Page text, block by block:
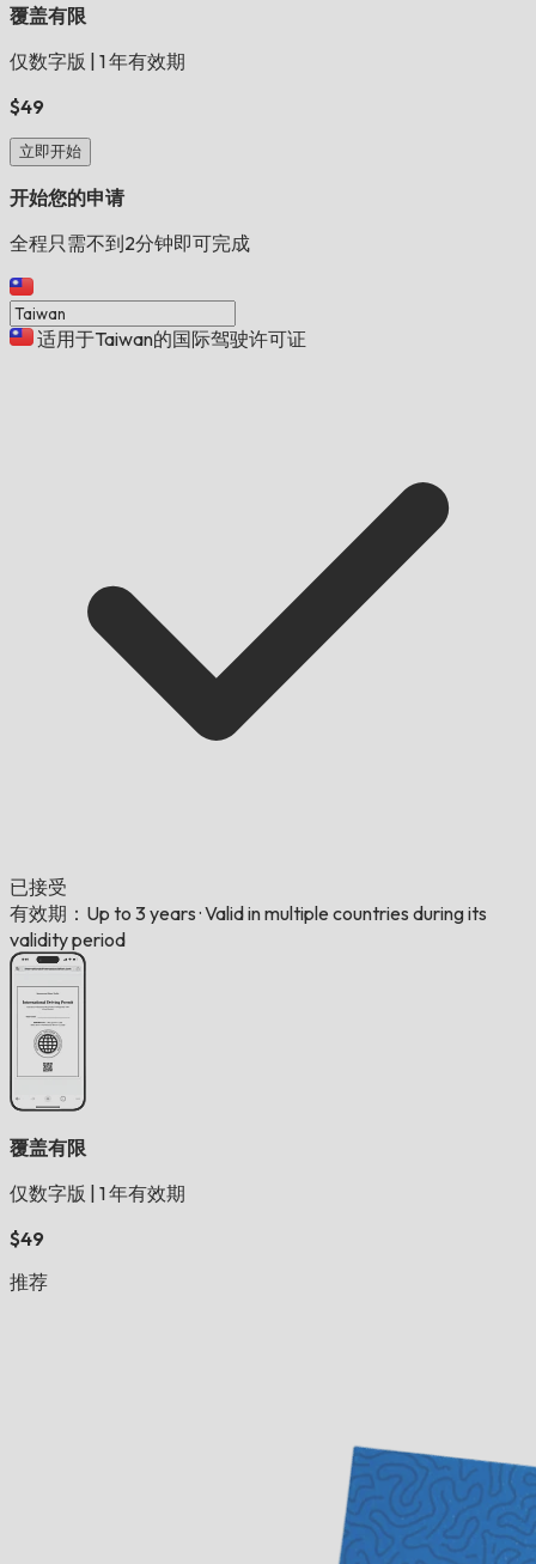
覆盖有限
仅数字版
1 年有效期
$49
立即开始
开始您的申请
全程只需不到2分钟即可完成
适用于Taiwan的国际驾驶许可证
已接受
有效期：Up to 3 years ·Valid in multiple countries during its
validity period
覆盖有限
仅数字版
1 年有效期
$49
推荐